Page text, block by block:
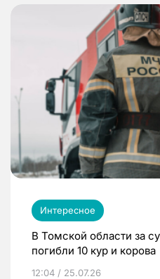
Интересное
В Томской области за
погибли 10 кур и корова
12:04 / 25.07.26